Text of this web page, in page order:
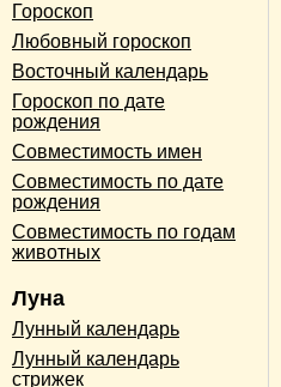
Гороскоп
Любовный гороскоп
Восточный календарь
Гороскоп по дате
рождения
Совместимость имен
Совместимость по дате
рождения
Совместимость по годам
животных
Луна
Лунный календарь
Лунный календарь
стрижек